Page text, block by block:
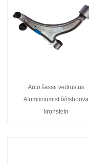
Auto šassii vedrustus
Alumiiniumist õõtshoova
kronstein